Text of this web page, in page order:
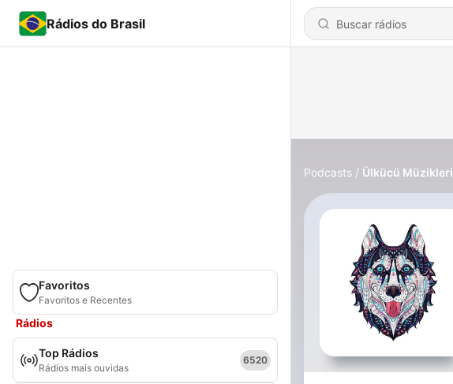
Rádios do Brasil
Favoritos
Favoritos e Recentes
Rádios
Top Rádios
Rádios mais ouvidas
6520
Podcasts Ülkücü Müzikleri